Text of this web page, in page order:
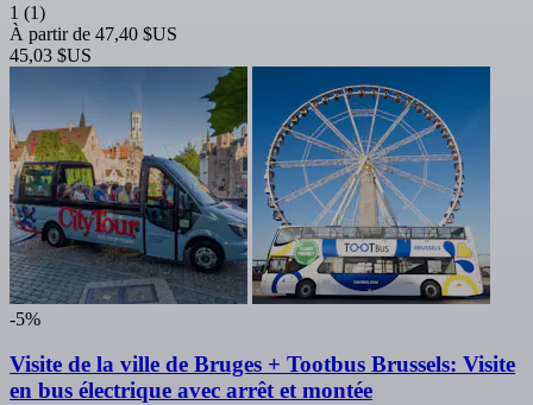
1 (1)
À partir de 47,40 $US
45,03 $US
-5%
Visite de la ville de Bruges + Tootbus Brussels: Visite
en bus électrique avec arrêt et montée